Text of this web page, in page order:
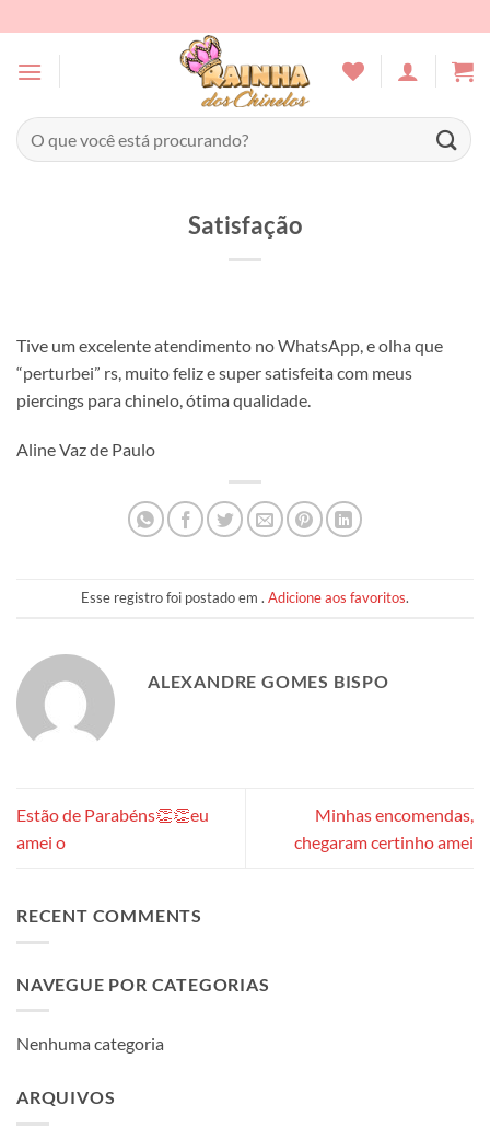
to
content
Pesquisar
por:
Satisfação
Tive um excelente atendimento no WhatsApp, e olha que
“perturbei” rs, muito feliz e super satisfeita com meus
piercings para chinelo, ótima qualidade.
Aline Vaz de Paulo
Esse registro foi postado em . Adicione aos favoritos.
ALEXANDRE GOMES BISPO
Estão de Parabéns👏👏eu
amei o
Minhas encomendas,
chegaram certinho amei
RECENT COMMENTS
NAVEGUE POR CATEGORIAS
Nenhuma categoria
ARQUIVOS